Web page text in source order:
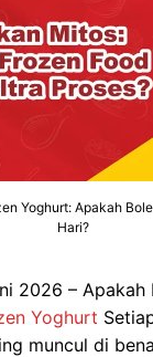
Yoghurt: Apakah
Hari?
2026 – Apakah
Yoghurt
muncul di